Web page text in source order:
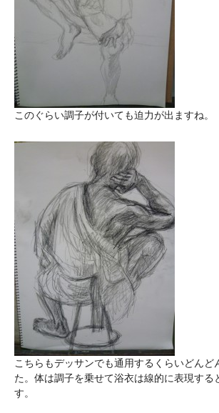
このぐらい調子が付いても迫力が出ますね。
こちらもデッサンでも通用するくらいどんど
た。体は調子を乗せて浴衣は線的に表現する
す。